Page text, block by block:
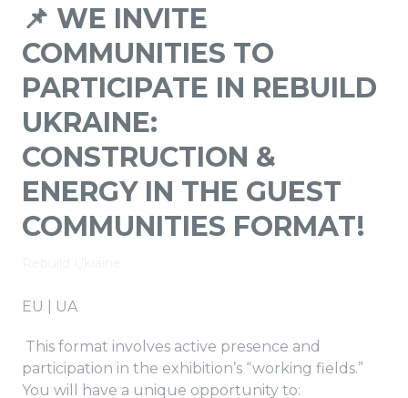
📌 WE INVITE
COMMUNITIES TO
PARTICIPATE IN REBUILD
UKRAINE:
CONSTRUCTION &
ENERGY IN THE GUEST
COMMUNITIES FORMAT!
EU | UA
This format involves active presence and
participation in the exhibition’s “working fields.”
You will have a unique opportunity to: